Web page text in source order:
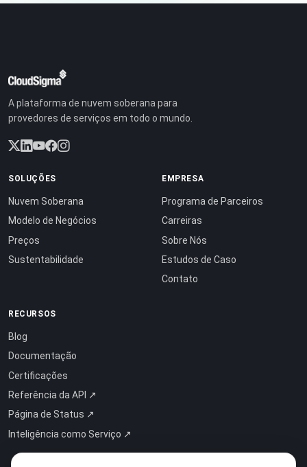
A plataforma de nuvem soberana para
provedores de serviços em todo o mundo.
SOLUÇÕES
Nuvem Soberana
Modelo de Negócios
Preços
Sustentabilidade
EMPRESA
Programa de Parceiros
Carreiras
Sobre Nós
Estudos de Caso
Contato
RECURSOS
Blog
Documentação
Certificações
Referência da API ↗
Página de Status ↗
Inteligência como Serviço ↗